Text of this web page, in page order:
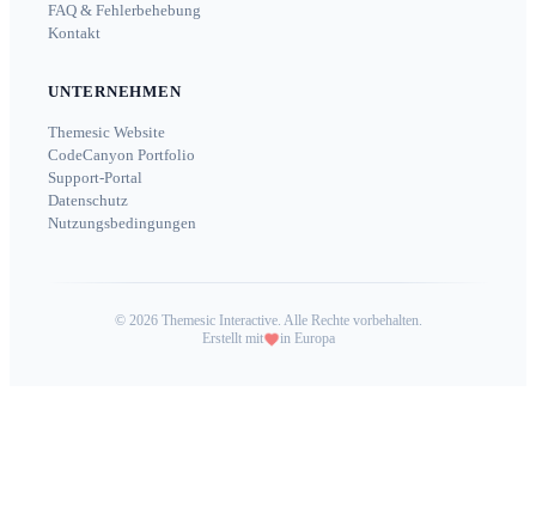
FAQ & Fehlerbehebung
Kontakt
UNTERNEHMEN
Themesic Website
CodeCanyon Portfolio
Support-Portal
Datenschutz
Nutzungsbedingungen
© 2026 Themesic Interactive. Alle Rechte vorbehalten.
Erstellt mit
in Europa